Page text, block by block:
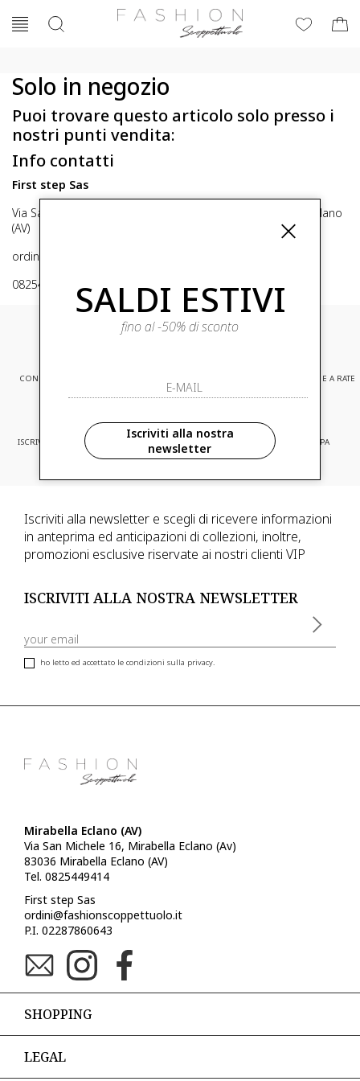
Solo in negozio
Puoi trovare questo articolo solo presso i
nostri punti vendita:
Info contatti
First step Sas
Via San Michele 16, Mirabella Eclano (Av) 83036 Mirabella Eclano
(AV)
ordini@fashionscoppettuolo.it
0825449414
CONSEGNA EXPRESS PAGAMENTI SICURI E A RATE
ISCRIVITI ED ACCEDI A PROMOZIONI
RISERVATE
CONSEGNA IN TUTTA EUROPA
Iscriviti alla newsletter e scegli di ricevere informazioni
in anteprima ed anticipazioni di collezioni, inoltre,
promozioni esclusive riservate ai nostri clienti VIP
ISCRIVITI ALLA NOSTRA NEWSLETTER
ho letto ed accettato le condizioni sulla privacy.
Mirabella Eclano (AV)
Via San Michele 16, Mirabella Eclano (Av)
83036 Mirabella Eclano (AV)
Tel. 0825449414
First step Sas
ordini@fashionscoppettuolo.it
P.I. 02287860643
SHOPPING
LEGAL
SALDI ESTIVI
fino al -50% di sconto
Iscriviti alla nostra
newsletter